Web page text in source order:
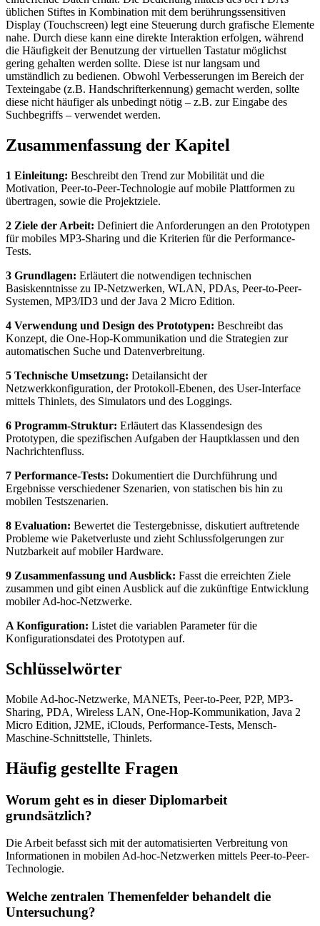
üblichen Stiftes in Kombination mit dem berührungssensitiven
Display (Touchscreen) legt eine Steuerung durch grafische Elemente
nahe. Durch diese kann eine direkte Interaktion erfolgen, während
die Häufigkeit der Benutzung der virtuellen Tastatur möglichst
gering gehalten werden sollte. Diese ist nur langsam und
umständlich zu bedienen. Obwohl Verbesserungen im Bereich der
Texteingabe (z.B. Handschrifterkennung) gemacht werden, sollte
diese nicht häufiger als unbedingt nötig – z.B. zur Eingabe des
Suchbegriffs – verwendet werden.
Zusammenfassung der Kapitel
1 Einleitung: Beschreibt den Trend zur Mobilität und die
Motivation, Peer-to-Peer-Technologie auf mobile Plattformen zu
übertragen, sowie die Projektziele.
2 Ziele der Arbeit: Definiert die Anforderungen an den Prototypen
für mobiles MP3-Sharing und die Kriterien für die Performance-
Tests.
3 Grundlagen: Erläutert die notwendigen technischen
Basiskenntnisse zu IP-Netzwerken, WLAN, PDAs, Peer-to-Peer-
Systemen, MP3/ID3 und der Java 2 Micro Edition.
4 Verwendung und Design des Prototypen: Beschreibt das
Konzept, die One-Hop-Kommunikation und die Strategien zur
automatischen Suche und Datenverbreitung.
5 Technische Umsetzung: Detailansicht der
Netzwerkkonfiguration, der Protokoll-Ebenen, des User-Interface
mittels Thinlets, des Simulators und des Loggings.
6 Programm-Struktur: Erläutert das Klassendesign des
Prototypen, die spezifischen Aufgaben der Hauptklassen und den
Nachrichtenfluss.
7 Performance-Tests: Dokumentiert die Durchführung und
Ergebnisse verschiedener Szenarien, von statischen bis hin zu
mobilen Testszenarien.
8 Evaluation: Bewertet die Testergebnisse, diskutiert auftretende
Probleme wie Paketverluste und zieht Schlussfolgerungen zur
Nutzbarkeit auf mobiler Hardware.
9 Zusammenfassung und Ausblick: Fasst die erreichten Ziele
zusammen und gibt einen Ausblick auf die zukünftige Entwicklung
mobiler Ad-hoc-Netzwerke.
A Konfiguration: Listet die variablen Parameter für die
Konfigurationsdatei des Prototypen auf.
Schlüsselwörter
Mobile Ad-hoc-Netzwerke, MANETs, Peer-to-Peer, P2P, MP3-
Sharing, PDA, Wireless LAN, One-Hop-Kommunikation, Java 2
Micro Edition, J2ME, iClouds, Performance-Tests, Mensch-
Maschine-Schnittstelle, Thinlets.
Häufig gestellte Fragen
Worum geht es in dieser Diplomarbeit
grundsätzlich?
Die Arbeit befasst sich mit der automatisierten Verbreitung von
Informationen in mobilen Ad-hoc-Netzwerken mittels Peer-to-Peer-
Technologie.
Welche zentralen Themenfelder behandelt die
Untersuchung?